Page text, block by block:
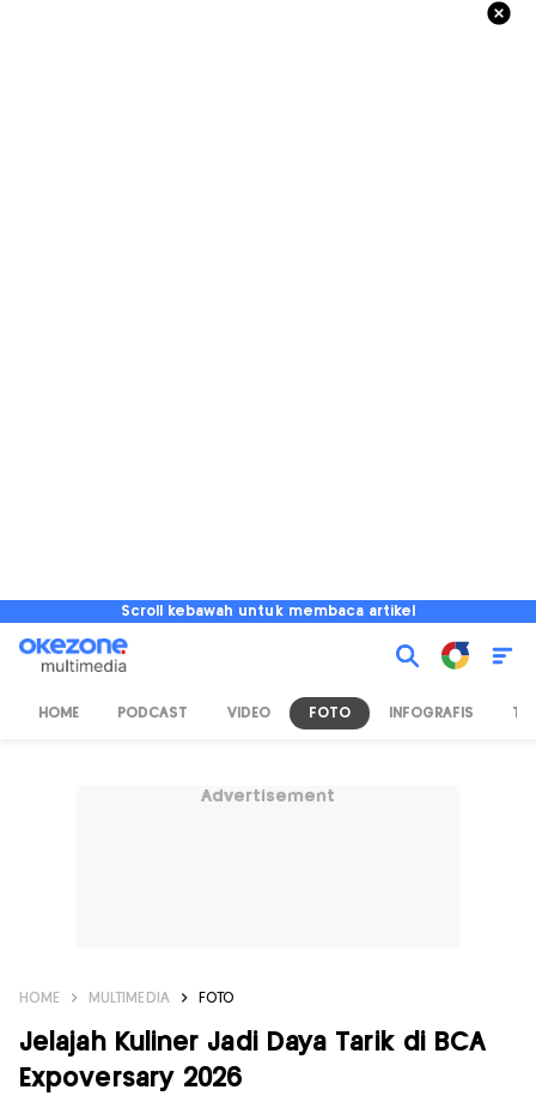
Scroll kebawah untuk membaca artikel
HOME PODCAST VIDEO FOTO INFOGRAFIS TV
Advertisement
HOME MULTIMEDIA FOTO
Jelajah Kuliner Jadi Daya Tarik di BCA
Expoversary 2026